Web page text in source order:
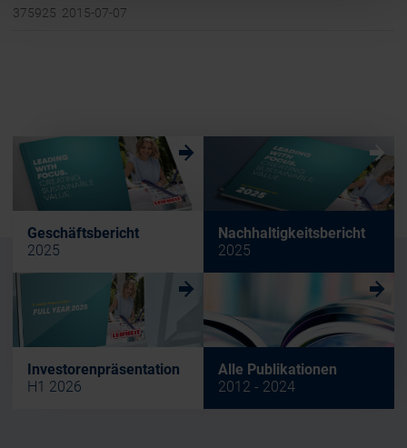
375925 2015-07-07
Geschäftsbericht
2025
w
Nachhaltigkeitsbericht
2025
w
Investorenpräsentation
H1 2026
w
Alle Publikationen
2012 - 2024
w